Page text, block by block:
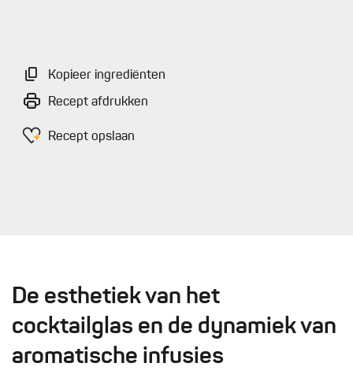
Kopieer ingrediënten
Recept afdrukken
Recept opslaan
De esthetiek van het
cocktailglas en de dynamiek van
aromatische infusies